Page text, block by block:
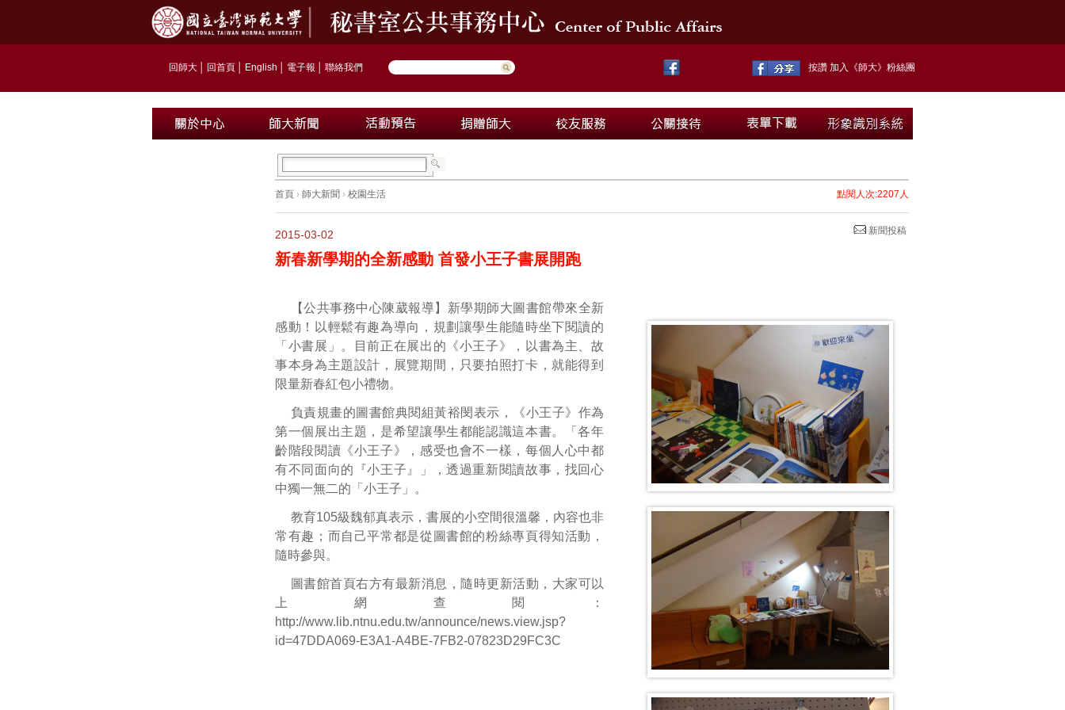
回師大 回首頁 English 電子報 聯絡我們 按讚 加入《師大》粉絲團
首頁 › 師大新聞 › 校園生活 點閱人次:2207人
新聞投稿
2015-03-02
新春新學期的全新感動 首發小王子書展開跑
【公共事務中心陳葳報導】新學期師大圖書館帶來全新
感動！以輕鬆有趣為導向，規劃讓學生能隨時坐下閱讀的
「小書展」。目前正在展出的《小王子》，以書為主、故
事本身為主題設計，展覽期間，只要拍照打卡，就能得到
限量新春紅包小禮物。
負責規畫的圖書館典閱組黃裕閔表示，《小王子》作為
第一個展出主題，是希望讓學生都能認識這本書。「各年
齡階段閱讀《小王子》，感受也會不一樣，每個人心中都
有不同面向的『小王子』」，透過重新閱讀故事，找回心
中獨一無二的「小王子」。
教育105級魏郁真表示，書展的小空間很溫馨，內容也非
常有趣；而自己平常都是從圖書館的粉絲專頁得知活動，
隨時參與。
圖書館首頁右方有最新消息，隨時更新活動，大家可以
上網查閱：
http://www.lib.ntnu.edu.tw/announce/news.view.jsp?
id=47DDA069-E3A1-A4BE-7FB2-07823D29FC3C